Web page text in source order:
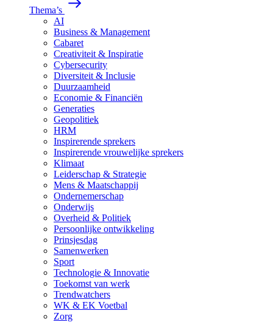
Thema’s
AI
Business & Management
Cabaret
Creativiteit & Inspiratie
Cybersecurity
Diversiteit & Inclusie
Duurzaamheid
Economie & Financiën
Generaties
Geopolitiek
HRM
Inspirerende sprekers
Inspirerende vrouwelijke sprekers
Klimaat
Leiderschap & Strategie
Mens & Maatschappij
Ondernemerschap
Onderwijs
Overheid & Politiek
Persoonlijke ontwikkeling
Prinsjesdag
Samenwerken
Sport
Technologie & Innovatie
Toekomst van werk
Trendwatchers
WK & EK Voetbal
Zorg